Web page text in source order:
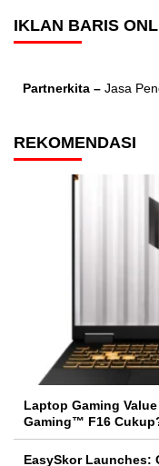
IKLAN BARIS
Partnerkita – Jasa
REKOMENDASI
Laptop Gaming
Gaming™ F16
EasySkor Launches: